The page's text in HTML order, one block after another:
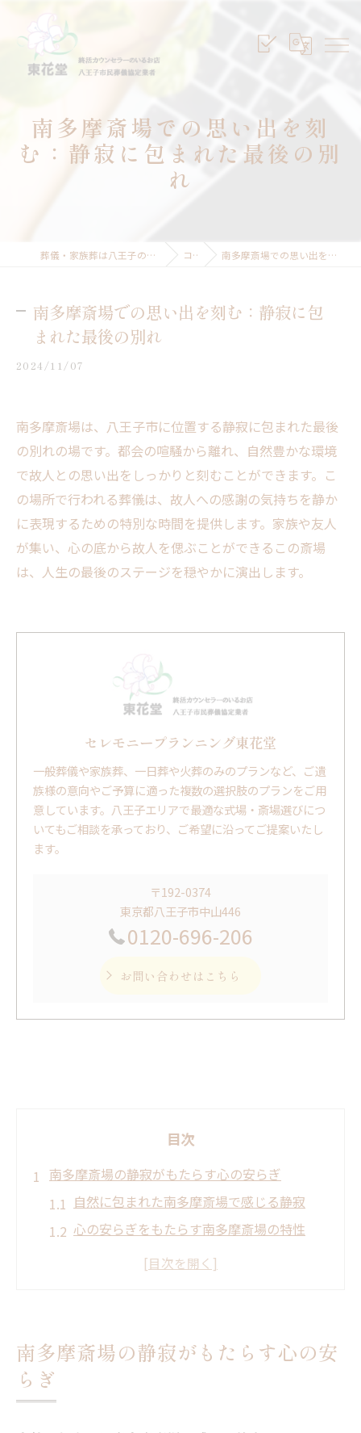
南多摩斎場での思い出を刻
む：静寂に包まれた最後の別
れ
葬儀・家族葬は八王子のセレモニープランニング東花堂 コラム 南多摩斎場での思い出を刻む：静寂に包まれた最後の別れ
南多摩斎場での思い出を刻む：静寂に包
まれた最後の別れ
2024/11/07
南多摩斎場は、八王子市に位置する静寂に包まれた最後
の別れの場です。都会の喧騒から離れ、自然豊かな環境
で故人との思い出をしっかりと刻むことができます。こ
の場所で行われる葬儀は、故人への感謝の気持ちを静か
に表現するための特別な時間を提供します。家族や友人
が集い、心の底から故人を偲ぶことができるこの斎場
は、人生の最後のステージを穏やかに演出します。
セレモニープランニング東花堂
一般葬儀や家族葬、一日葬や火葬のみのプランなど、ご遺
族様の意向やご予算に適った複数の選択肢のプランをご用
意しています。八王子エリアで最適な式場・斎場選びにつ
いてもご相談を承っており、ご希望に沿ってご提案いたし
ます。
〒192-0374
東京都八王子市中山446
0120-696-206
お問い合わせはこちら
目次
南多摩斎場の静寂がもたらす心の安らぎ
自然に包まれた南多摩斎場で感じる静寂
心の安らぎをもたらす南多摩斎場の特性
南多摩斎場での静けさが心に与える影響
都会の喧騒を離れ南多摩斎場で得る心の平
南多摩斎場の静寂がもたらす心の安
らぎ